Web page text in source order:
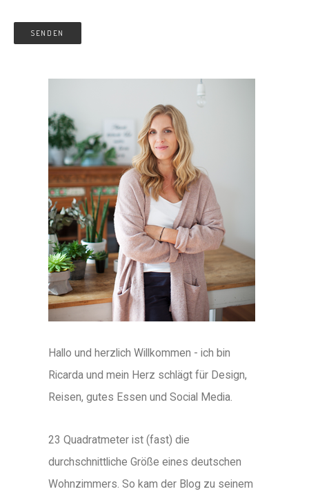
Hallo und herzlich Willkommen - ich bin
Ricarda und mein Herz schlägt für Design,
Reisen, gutes Essen und Social Media.
23 Quadratmeter ist (fast) die
durchschnittliche Größe eines deutschen
Wohnzimmers. So kam der Blog zu seinem